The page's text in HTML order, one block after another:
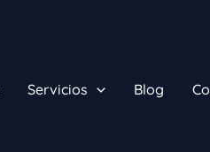
Servicios Blog